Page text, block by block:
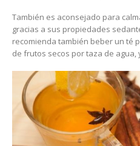
También es aconsejado para
gracias a sus propiedades
recomienda también beber un té
de frutos secos por taza de